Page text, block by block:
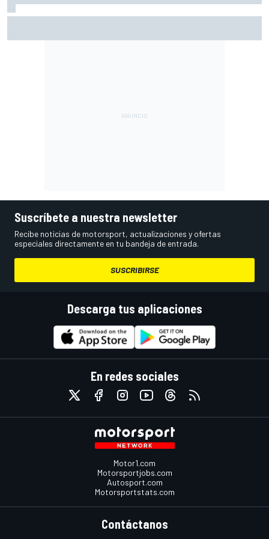
Suscríbete a nuestra newsletter
Recibe noticias de motorsport, actualizaciones y ofertas
especiales directamente en tu bandeja de entrada.
SUSCRIBIRSE
Descarga tus aplicaciones
En redes sociales
Motor1.com
Motorsportjobs.com
Autosport.com
Motorsportstats.com
Contáctanos